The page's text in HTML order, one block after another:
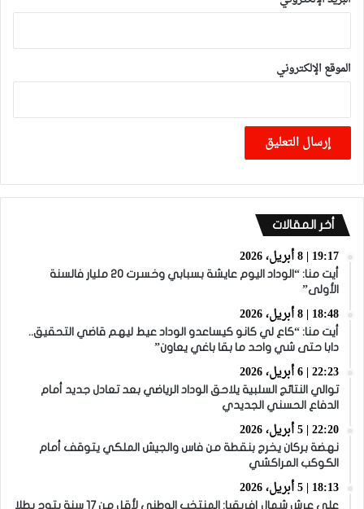
الموقع الإلكتروني
أخر المقالات
19:17 | 8 أبريل، 2026
أيت منا: “الوداد اليوم عايشة بسبابي وخسرت 20 مليار فالسنة
الأولى”
18:48 | 8 أبريل، 2026
أيت منا: “كاع لي كانو كيساعدو الوداد عيط ليهم قاضي التحقيق..
دابا حتى شي واحد ما بقا باغي يعاون”
22:23 | 6 أبريل، 2026
توالي النتائج السلبية يلاحق الوداد الرياضي بعد تعادل جديد أمام
الدفاع الحسني الجديدي
22:20 | 5 أبريل، 2026
نهضة بركان يخرج بنقطة من فاس والجيش الملكي يتوقف أمام
الكوكب المراكشي
18:13 | 5 أبريل، 2026
على عرش شمال إفريقيا: المنتخب الوطني لأقل من 17 سنة يتوج بطلا